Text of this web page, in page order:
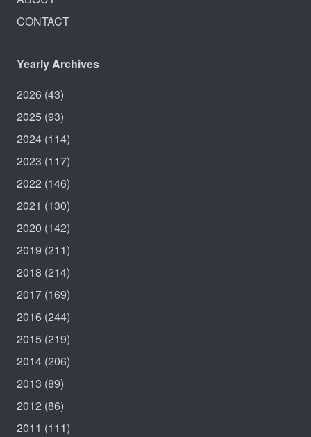
CONTACT
Yearly Archives
2026 (43)
2025 (93)
2024 (114)
2023 (117)
2022 (146)
2021 (130)
2020 (142)
2019 (211)
2018 (214)
2017 (169)
2016 (244)
2015 (219)
2014 (206)
2013 (89)
2012 (86)
2011 (111)